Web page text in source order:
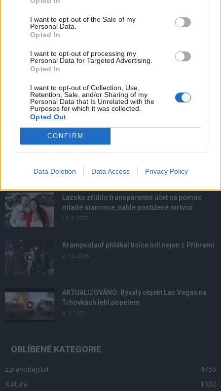
I want to opt-out of the Sale of my
Personal Data.
Opted In
I want to opt-out of processing my
Personal Data for Targeted Advertising.
Opted In
I want to opt-out of Collection, Use,
Retention, Sale, and/or Sharing of my
Personal Data that Is Unrelated with the
Purposes for which it was collected.
Opted Out
CONFIRM
Data Deletion Data Access Privacy Policy
NOVINKY
Obděnice vzpomínaly na filmovou legendu
4. 8. 2026
Příbram modernizuje parkovací automaty.
Přibudou i tři nové poblíž Svaté Hory
3. 8. 2026
NEJČTENĚJŠÍ ČLÁNKY
Lazsko zřídilo transparentní účet na pomoc
mladé mamince, náhle postižené mrtvicí
14. 2. 2023
Krampuslauf přilákal tisíce lidí nejen z Příbrami
2. 12. 2016
AKTUALIZOVÁNO: Bývalý objekt Las Vegas na
Trhovkách lehl popelem
8. 7. 2023
OBLÍBENÉ KATEGORIE
Zpravodajství
4756
Kultura
1302